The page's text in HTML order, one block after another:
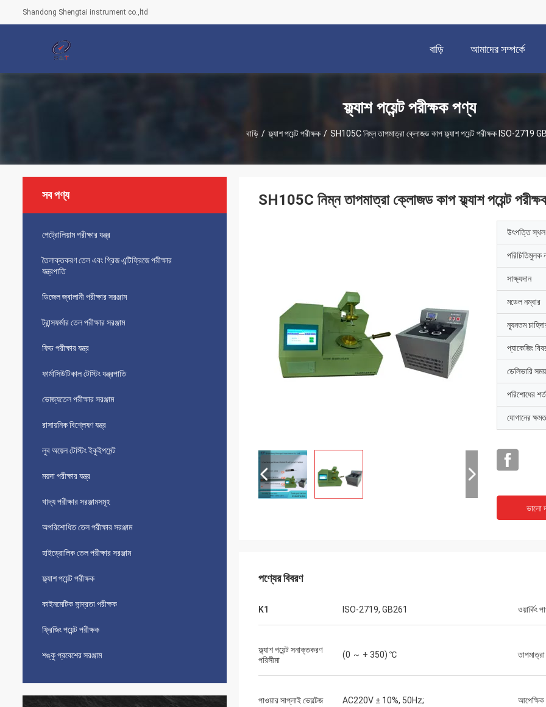
Shandong Shengtai instrument co.,ltd
বাড়ি আমাদের সম্পর্কে
ফ্ল্যাশ পয়েন্ট পরীক্ষক পণ্য
বাড়ি / ফ্ল্যাশ পয়েন্ট পরীক্ষক / SH105C নিম্ন তাপমাত্রা ক্লোজড কাপ ফ্ল্যাশ পয়েন্ট পরীক্ষক ISO-2719
সব পণ্য
পেট্রোলিয়াম পরীক্ষার যন্ত্র
তৈলাক্তকরণ তেল এবং গ্রিজ এন্টিফ্রিজে পরীক্ষার
যন্ত্রপাতি
ডিজেল জ্বালানী পরীক্ষার সরঞ্জাম
ট্রান্সফর্মার তেল পরীক্ষার সরঞ্জাম
ফিড পরীক্ষার যন্ত্র
ফার্মাসিউটিকাল টেস্টিং যন্ত্রপাতি
ভোজ্যতেল পরীক্ষার সরঞ্জাম
রাসায়নিক বিশ্লেষণ যন্ত্র
লুব অয়েল টেস্টিং ইকুইপমেন্ট
ময়দা পরীক্ষার যন্ত্র
খাদ্য পরীক্ষার সরঞ্জামসমূহ
অপরিশোধিত তেল পরীক্ষার সরঞ্জাম
হাইড্রোলিক তেল পরীক্ষার সরঞ্জাম
ফ্ল্যাশ পয়েন্ট পরীক্ষক
কাইনমেটিক সান্দ্রতা পরীক্ষক
ফ্রিজিং পয়েন্ট পরীক্ষক
শঙ্কু প্রবেশের সরঞ্জাম
SH105C নিম্ন তাপমাত্রা ক্লোজড কাপ ফ্ল্যাশ পয়েন্ট
উৎপত্তি স্থল
পরিচিতিমুলক
সাক্ষ্যদান
মডেল নম্বার
ন্যূনতম
প্যাকেজিং
ডেলিভারি সময়
পরিশোধের শর্ত
যোগানের
ভালো
পণ্যের বিবরণ
K1 ISO-2719, GB261 ওয়ার্কিং
ফ্ল্যাশ পয়েন্ট সনাক্তকরণ
পরিসীমা
(0 ～ + 350) ℃ তাপমাত্রা
পাওয়ার সাপ্লাই ভোল্টেজ AC220V ± 10%, 50Hz;